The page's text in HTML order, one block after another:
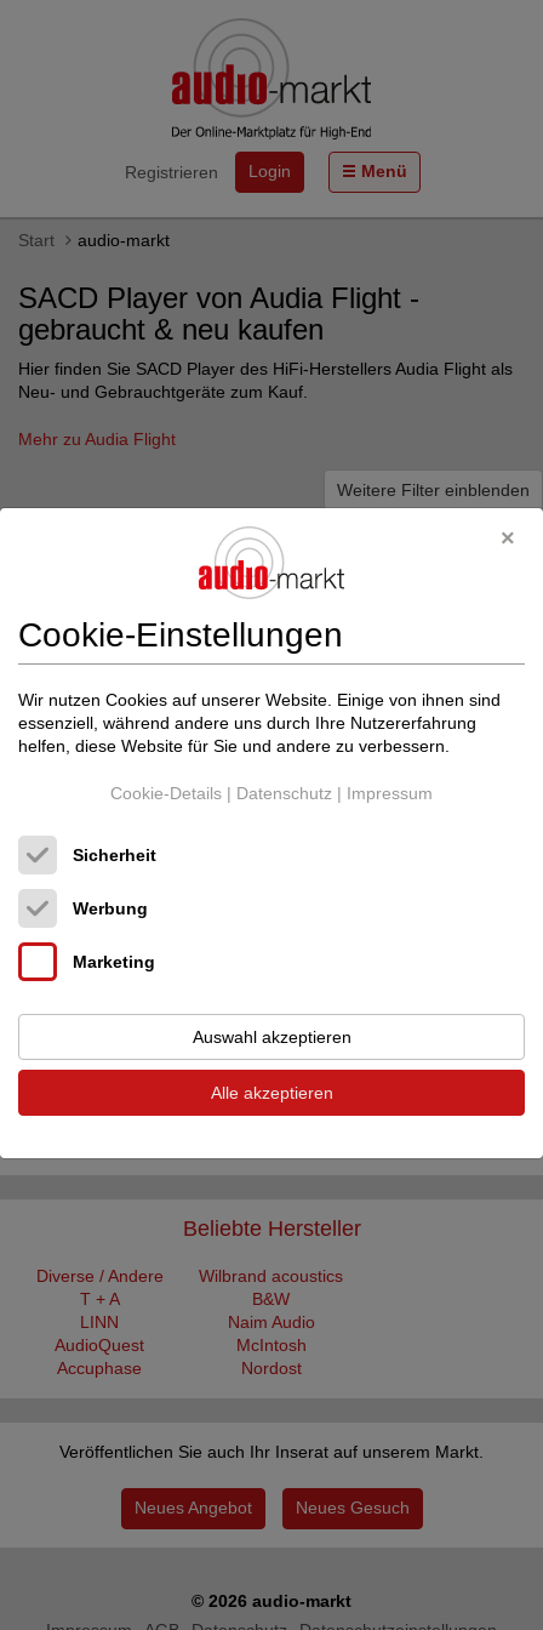
Registrieren Login Menü
Start audio-markt
SACD Player von Audia Flight -
gebraucht & neu kaufen
Hier finden Sie SACD Player des HiFi-Herstellers Audia Flight als
Neu- und Gebrauchtgeräte zum Kauf.
Mehr zu Audia Flight
Weitere Filter einblenden
Sortieren nach:
Audia Flight
FLS20 SACD + STREAMER
BOARD
Italien (27029)
01.07.2026, 02:30
Audia Flight FLS20 SACD/CD Player – Dealer Demonstration Unit
Beliebte Hersteller
Diverse / Andere
Wilbrand acoustics
T + A
B&W
LINN
Naim Audio
AudioQuest
McIntosh
Accuphase
Nordost
Veröffentlichen Sie auch Ihr Inserat auf unserem Markt.
Neues Angebot Neues Gesuch
© 2026 audio-markt
Cookie-Einstellungen
Wir nutzen Cookies auf unserer Website. Einige von ihnen sind
essenziell, während andere uns durch Ihre Nutzererfahrung
helfen, diese Website für Sie und andere zu verbessern.
Cookie-Details | Datenschutz | Impressum
Sicherheit
Werbung
Marketing
Auswahl akzeptieren
Alle akzeptieren